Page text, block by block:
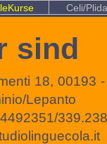
Celi/
sind
18, 00193
Lepanto